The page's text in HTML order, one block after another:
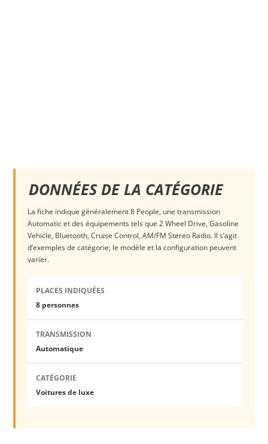
DONNÉES DE LA CATÉGORIE
La fiche indique généralement 8 People, une transmission
Automatic et des équipements tels que 2 Wheel Drive, Gasoline
Vehicle, Bluetooth, Cruise Control, AM/FM Stereo Radio. Il s’agit
d’exemples de catégorie; le modèle et la configuration peuvent
varier.
PLACES INDIQUÉES
8 personnes
TRANSMISSION
Automatique
CATÉGORIE
Voitures de luxe